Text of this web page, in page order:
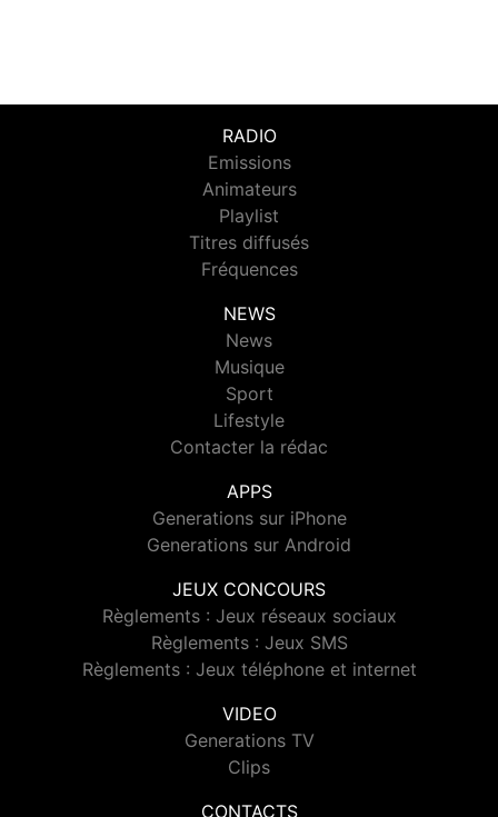
RADIO
Emissions
Animateurs
Playlist
Titres diffusés
Fréquences
NEWS
News
Musique
Sport
Lifestyle
Contacter la rédac
APPS
Generations sur iPhone
Generations sur Android
JEUX CONCOURS
Règlements : Jeux réseaux sociaux
Règlements : Jeux SMS
Règlements : Jeux téléphone et internet
VIDEO
Generations TV
Clips
CONTACTS